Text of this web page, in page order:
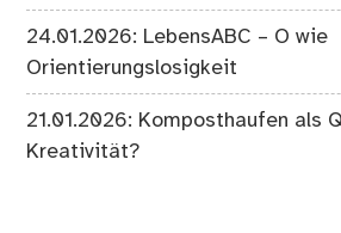
24.01.2026: LebensABC – O wie
Orientierungslosigkeit
21.01.2026: Komposthaufen als
Kreativität?